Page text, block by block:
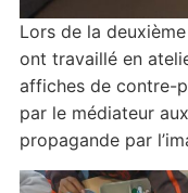
Lors de la
ont travaillé en
affiches de contre-
par le médiateur
propagande par